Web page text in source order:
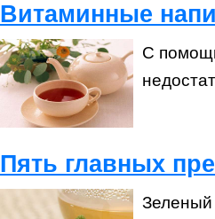
Витаминные
С
Пять главных
Зеленый